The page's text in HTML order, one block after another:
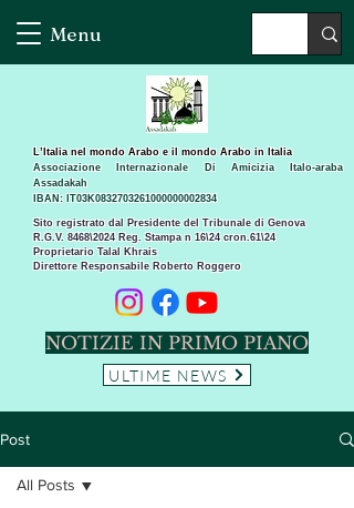
Menu
Sito registrato dal Presidente del Tribunale di Genova
R.G.V. 8468\2024 Reg. Stampa n 16\24 cron.61\24 ​
Proprietario Talal Khrais
Direttore Responsabile Roberto Roggero
L’Italia nel mondo Arabo e il mondo Arabo in Italia
Associazione Internazionale Di Amicizia Italo-araba
Assadakah
IBAN: IT03K0832703261000000002834
NOTIZIE IN PRIMO PIANO
ULTIME NEWS
Post
All Posts